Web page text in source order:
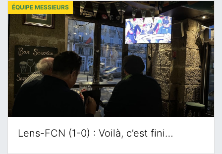
Lens-FCN (1-0) : Voilà, c’est fini…
ÉQUIPE MESSIEURS